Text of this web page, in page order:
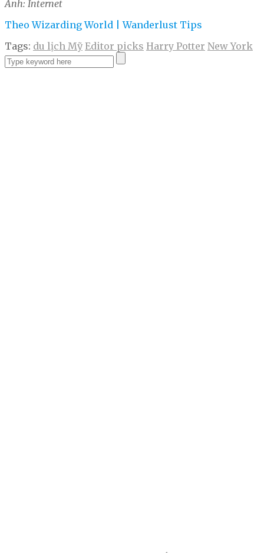
Ảnh: Internet
Theo Wizarding World | Wanderlust Tips
Tags: du lịch Mỹ Editor picks Harry Potter New York